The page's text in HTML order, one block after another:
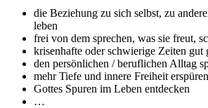
die Beziehung zu sich selbst, zu
leben
frei von dem sprechen, was sie freut,
krisenhafte oder schwierige Zeiten gut
den persönlichen / beruflichen Alltag
mehr Tiefe und innere Freiheit erspüren
Gottes Spuren im Leben entdecken
…